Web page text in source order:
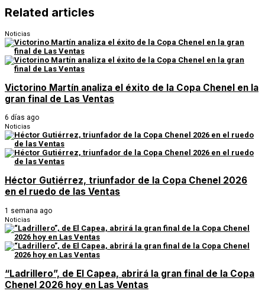
Related articles
Noticias
Victorino Martín analiza el éxito de la Copa Chenel en la
gran final de Las Ventas
6 días ago
Noticias
Héctor Gutiérrez, triunfador de la Copa Chenel 2026
en el ruedo de las Ventas
1 semana ago
Noticias
“Ladrillero”, de El Capea, abrirá la gran final de la Copa
Chenel 2026 hoy en Las Ventas